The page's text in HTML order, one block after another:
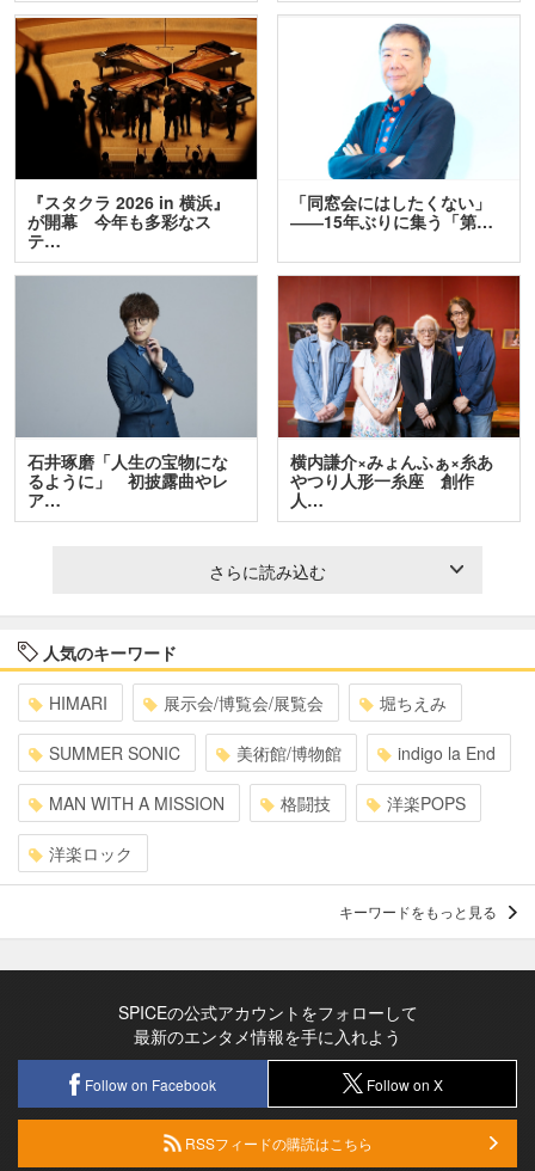
『スタクラ 2026 in 横浜』
が開幕 今年も多彩なス
テ…
「同窓会にはしたくない」
――15年ぶりに集う「第…
石井琢磨「人生の宝物にな
るように」 初披露曲やレ
ア…
横内謙介×みょんふぁ×糸あ
やつり人形一糸座 創作
人…
さらに読み込む
人気のキーワード
HIMARI 展示会/博覧会/展覧会 堀ちえみ
SUMMER SONIC 美術館/博物館 indigo la End
MAN WITH A MISSION 格闘技 洋楽POPS
洋楽ロック
キーワードをもっと見る
SPICEの公式アカウントをフォローして
最新のエンタメ情報を手に入れよう
Follow on Facebook Follow on X
RSSフィードの購読はこちら